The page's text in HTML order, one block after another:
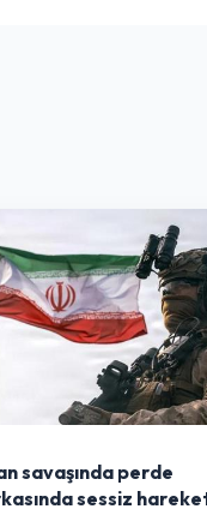
savaşında perde
sessiz